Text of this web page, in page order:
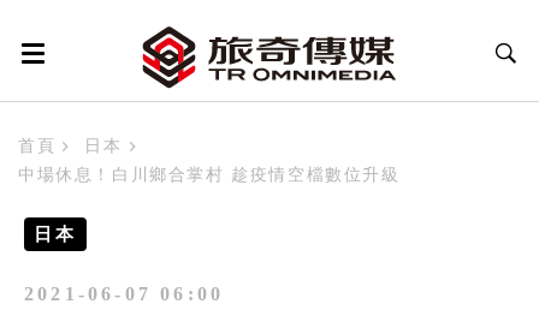
首頁
日本
中場休息！白川鄉合掌村 趁疫情空檔數位升級
日本
2021-06-07 06:00